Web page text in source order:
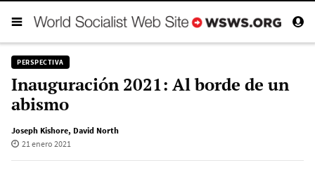
PERSPECTIVA
Inauguración 2021: Al borde de un
abismo
Joseph Kishore, David North
21 enero 2021